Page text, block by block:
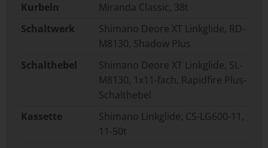
Kurbeln
Miranda Classic, 38t
Schaltwerk
Shimano Deore XT Linkglide, RD-
M8130, Shadow Plus
Schalthebel
Shimano Deore XT Linkglide, SL-
M8130, 1x11-fach, Rapidfire Plus-
Schalthebel
Kassette
Shimano Linkglide, CS-LG600-11,
11-50t